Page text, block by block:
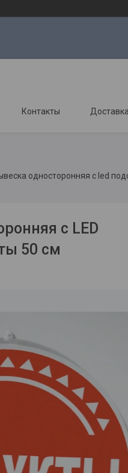
Контакты
односторонняя с led
с LED
50 см